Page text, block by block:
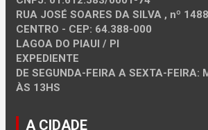
RUA JOSÉ SOARES DA SILVA , nº
CENTRO - CEP: 64.388-000
LAGOA DO PIAUI / PI
EXPEDIENTE
DE SEGUNDA-FEIRA A SEXTA-FEIRA:
ÀS 13HS
A CIDADE